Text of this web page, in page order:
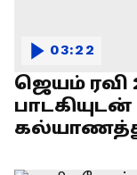
ஜெயம் ரவி
03:22